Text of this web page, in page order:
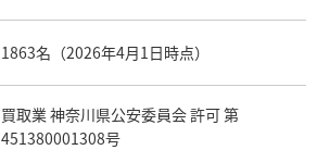
1863名（2026年4月1日時点）
買取業 神奈川県公安委員会 許可 第
451380001308号